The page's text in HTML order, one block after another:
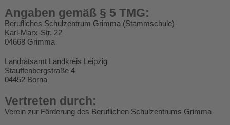
Bewerbung
Feedback
Loginbereich
Bildungsgänge
Organisation
Schulleben
Angaben gemäß § 5 TMG:
Berufliches Schulzentrum Grimma (Stammschule)
Karl-Marx-Str. 22
04668 Grimma
Landratsamt Landkreis Leipzig
Stauffenbergstraße 4
04452 Borna
Vertreten durch:
Verein zur Förderung des Beruflichen Schulzentrums Grimma